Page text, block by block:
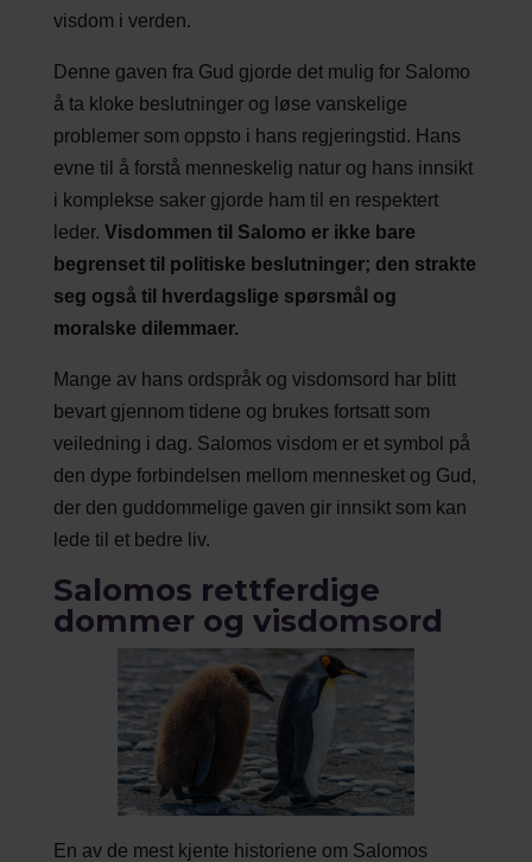
visdom i verden.
Denne gaven fra Gud gjorde det mulig for Salomo
å ta kloke beslutninger og løse vanskelige
problemer som oppsto i hans regjeringstid. Hans
evne til å forstå menneskelig natur og hans innsikt
i komplekse saker gjorde ham til en respektert
leder. Visdommen til Salomo er ikke bare
begrenset til politiske beslutninger; den strakte
seg også til hverdagslige spørsmål og
moralske dilemmaer.
Mange av hans ordspråk og visdomsord har blitt
bevart gjennom tidene og brukes fortsatt som
veiledning i dag. Salomos visdom er et symbol på
den dype forbindelsen mellom mennesket og Gud,
der den guddommelige gaven gir innsikt som kan
lede til et bedre liv.
Salomos rettferdige
dommer og visdomsord
En av de mest kjente historiene om Salomos